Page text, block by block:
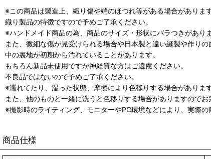
※この商品は製造上、織り傷や端のほつれ等がある場合があります
織り製品の特徴ですので予めご了承ください。
※ハンドメイド商品の為、商品のサイズ・形状にバラつきがありま
また、微細な傷が見受けられる場合や日本製と違い縫製や作りの
中の裏地が初期から汚れていることがあります。
もちろん新品未使用ですが神経質な方はご遠慮ください。
不良品ではないので予めご了承ください。
※濡れてたり、湿った状態、摩擦により色移りする場合があります
また、他のものと一緒に洗うと色移りする場合がありますのでお
※撮影時のライティング、モニターやPC環境などにより、実際の
商品仕様